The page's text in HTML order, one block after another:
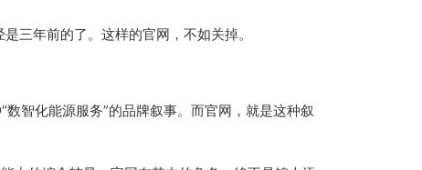
三年前的了。这样的官网，不如关掉。
智化能源服务”的品牌叙事。而官网，就是这种叙